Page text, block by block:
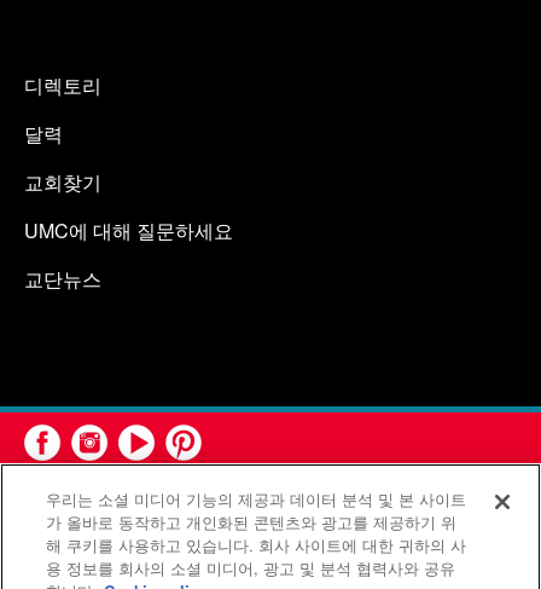
디렉토리
달력
교회찾기
UMC에 대해 질문하세요
교단뉴스
연합감리교회 공보부(United Methodist Communications)는 연
우리는 소셜 미디어 기능의 제공과 데이터 분석 및 본 사이트
가 올바로 동작하고 개인화된 콘텐츠와 광고를 제공하기 위
해 쿠키를 사용하고 있습니다. 회사 사이트에 대한 귀하의 사
용 정보를 회사의 소셜 미디어, 광고 및 분석 협력사와 공유